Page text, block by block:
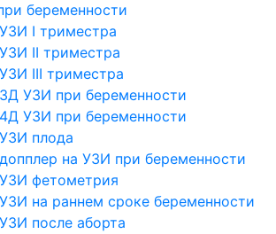
беременности
УЗИ I триместра
УЗИ II триместра
УЗИ III триместра
3Д УЗИ при беременности
4Д УЗИ при беременности
УЗИ плода
допплер на УЗИ при беременности
УЗИ фетометрия
УЗИ на раннем сроке беременности
УЗИ после аборта